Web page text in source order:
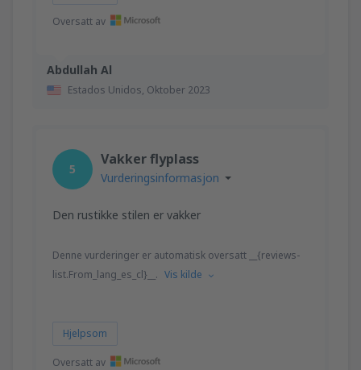
Abdullah Al
Estados Unidos, Oktober 2023
Oversatt av
5
Vakker flyplass
Vurderingsinformasjon
Den rustikke stilen er vakker
Denne vurderinger er automatisk oversatt __{reviews-
list.From_lang_es_cl}__. Vis kilde
Hjelpsom
Oversatt av